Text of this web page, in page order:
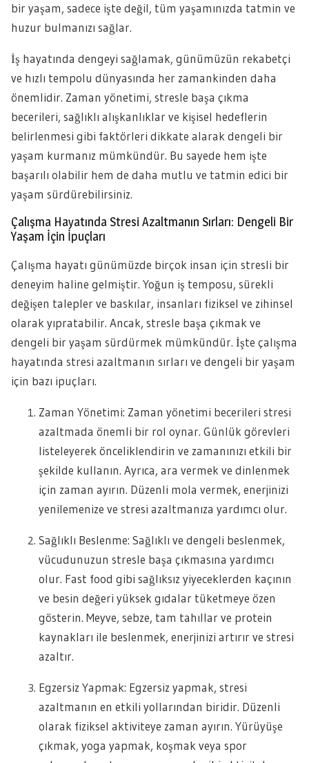
bir yaşam, sadece işte değil, tüm yaşamınızda tatmin ve
huzur bulmanızı sağlar.
İş hayatında dengeyi sağlamak, günümüzün rekabetçi
ve hızlı tempolu dünyasında her zamankinden daha
önemlidir. Zaman yönetimi, stresle başa çıkma
becerileri, sağlıklı alışkanlıklar ve kişisel hedeflerin
belirlenmesi gibi faktörleri dikkate alarak dengeli bir
yaşam kurmanız mümkündür. Bu sayede hem işte
başarılı olabilir hem de daha mutlu ve tatmin edici bir
yaşam sürdürebilirsiniz.
Çalışma Hayatında Stresi Azaltmanın Sırları: Dengeli Bir
Yaşam İçin İpuçları
Çalışma hayatı günümüzde birçok insan için stresli bir
deneyim haline gelmiştir. Yoğun iş temposu, sürekli
değişen talepler ve baskılar, insanları fiziksel ve zihinsel
olarak yıpratabilir. Ancak, stresle başa çıkmak ve
dengeli bir yaşam sürdürmek mümkündür. İşte çalışma
hayatında stresi azaltmanın sırları ve dengeli bir yaşam
için bazı ipuçları.
Zaman Yönetimi: Zaman yönetimi becerileri stresi
azaltmada önemli bir rol oynar. Günlük görevleri
listeleyerek önceliklendirin ve zamanınızı etkili bir
şekilde kullanın. Ayrıca, ara vermek ve dinlenmek
için zaman ayırın. Düzenli mola vermek, enerjinizi
yenilemenize ve stresi azaltmanıza yardımcı olur.
Sağlıklı Beslenme: Sağlıklı ve dengeli beslenmek,
vücudunuzun stresle başa çıkmasına yardımcı
olur. Fast food gibi sağlıksız yiyeceklerden kaçının
ve besin değeri yüksek gıdalar tüketmeye özen
gösterin. Meyve, sebze, tam tahıllar ve protein
kaynakları ile beslenmek, enerjinizi artırır ve stresi
azaltır.
Egzersiz Yapmak: Egzersiz yapmak, stresi
azaltmanın en etkili yollarından biridir. Düzenli
olarak fiziksel aktiviteye zaman ayırın. Yürüyüşe
çıkmak, yoga yapmak, koşmak veya spor